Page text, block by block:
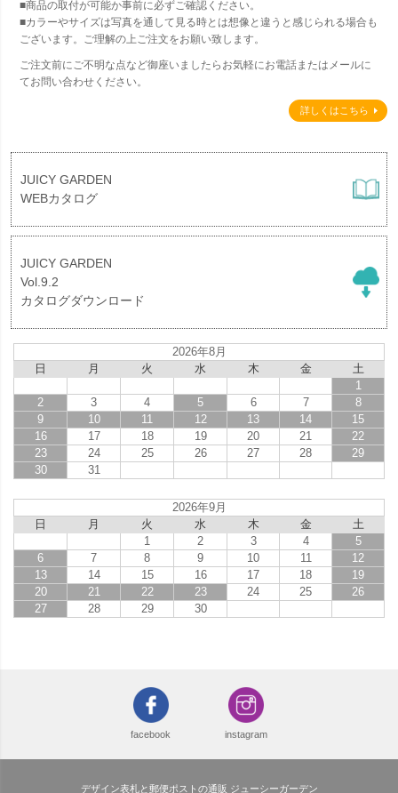
■商品の取付が可能か事前に必ずご確認ください。
■カラーやサイズは写真を通して見る時とは想像と違うと感じられる場合も
ございます。ご理解の上ご注文をお願い致します。
ご注文前にご不明な点など御座いましたらお気軽にお電話またはメールに
てお問い合わせください。
詳しくはこちら
JUICY GARDEN
WEBカタログ
JUICY GARDEN
Vol.9.2
カタログダウンロード
2026年8月
日
月 火 水 木 金
土
1
2
3 4 5 6 7
8
9
10 11 12 13 14
15
16
17 18 19 20 21
22
23
24 25 26 27 28
29
30
31
2026年9月
日
月 火 水 木 金
土
1
2 3 4
5
6
7 8 9 10 11
12
13
14 15 16 17 18
19
20
21 22 23 24 25
26
27
28 29 30
facebook instagram
デザイン表札と郵便ポストの通販 ジューシーガーデン